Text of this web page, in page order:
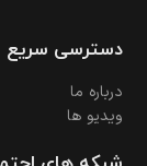
دسترسی سریع
درباره ما
ویدیو ها